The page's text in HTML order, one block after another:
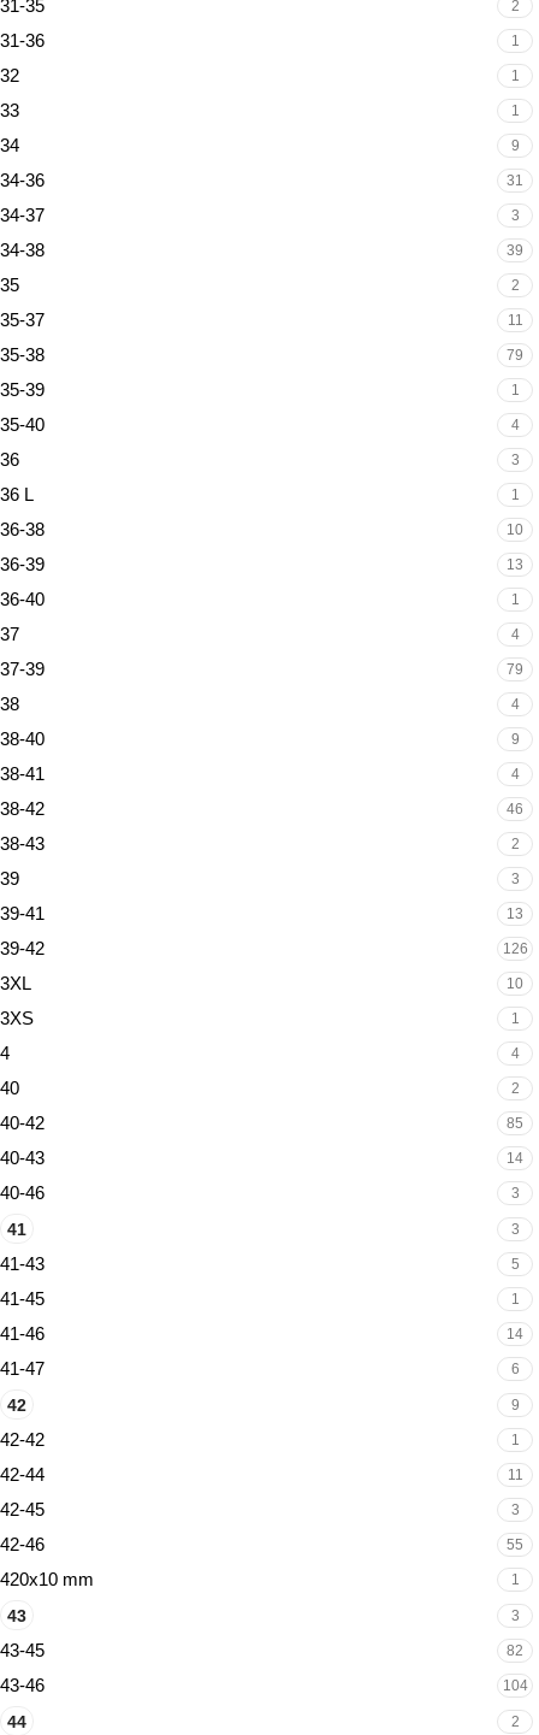
31-35 2
31-36 1
32 1
33 1
34 9
34-36 31
34-37 3
34-38 39
35 2
35-37 11
35-38 79
35-39 1
35-40 4
36 3
36 L 1
36-38 10
36-39 13
36-40 1
37 4
37-39 79
38 4
38-40 9
38-41 4
38-42 46
38-43 2
39 3
39-41 13
39-42 126
3XL 10
3XS 1
4 4
40 2
40-42 85
40-43 14
40-46 3
41 3
41-43 5
41-45 1
41-46 14
41-47 6
42 9
42-42 1
42-44 11
42-45 3
42-46 55
420x10 mm 1
43 3
43-45 82
43-46 104
44 2